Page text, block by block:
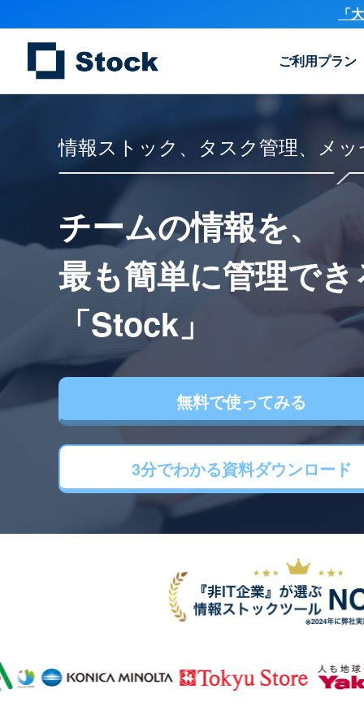
「
ご利用プラン
情報ストック、タスク管理、メ
チームの情報を、
最も簡単に管理で
「Stock」
無料で使ってみる
3分でわかる資料ダウンロード